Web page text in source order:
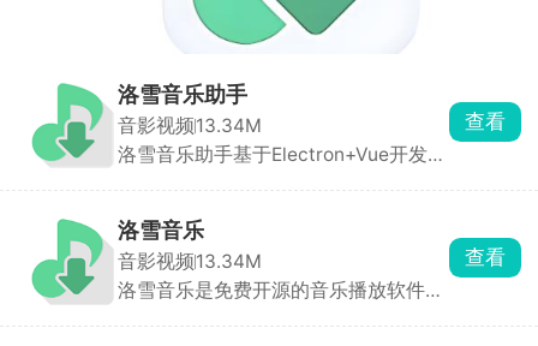
洛雪音乐app
置小蜗音乐、小枸音乐、小秋音乐等音乐模块，支持多平台
音乐源随机切换，播放高品质免费音乐，点击就能播放，音
质超棒，超多音乐平台线路，在线就可以免费听歌哟。
更新时间：2026-06-19
洛雪音乐助手
音影视频13.34M
洛雪音乐助手基于Electron+Vue开发，
切换，随时随地享受音乐的盛宴。洛雪
音乐助手包体不大，功能却很强大，可
以通过歌曲名、歌手名以及歌曲分类查
找感兴趣的歌曲，支持离线下载到本
查看
洛雪音乐
音影视频13.34M
洛雪音乐是免费开源的音乐播放软件，
查看